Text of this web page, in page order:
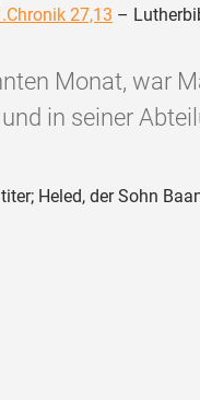
27,13 –
Monat, war
in seiner
Heled, der Sohn